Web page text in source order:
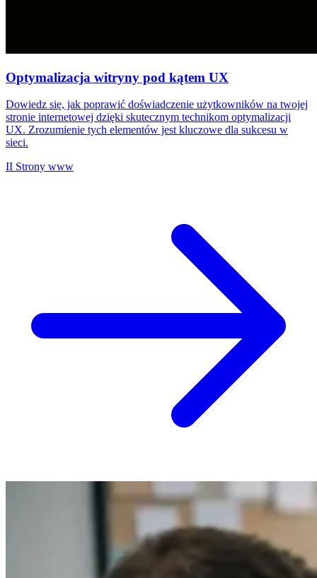
Optymalizacja witryny pod kątem UX
Dowiedz się, jak poprawić doświadczenie użytkowników na twojej
stronie internetowej dzięki skutecznym technikom optymalizacji
UX. Zrozumienie tych elementów jest kluczowe dla sukcesu w
sieci.
II Strony www